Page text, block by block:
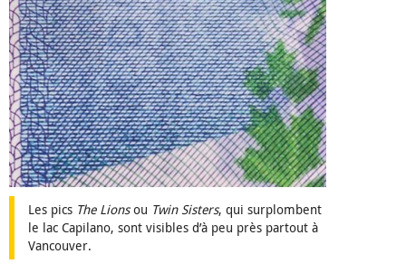
Les pics The Lionsou Twin Sisters, qui surplombent
le lac Capilano, sont visibles d’à peu près partout à
Vancouver.